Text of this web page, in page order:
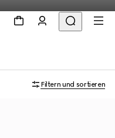
Filtern und sortieren